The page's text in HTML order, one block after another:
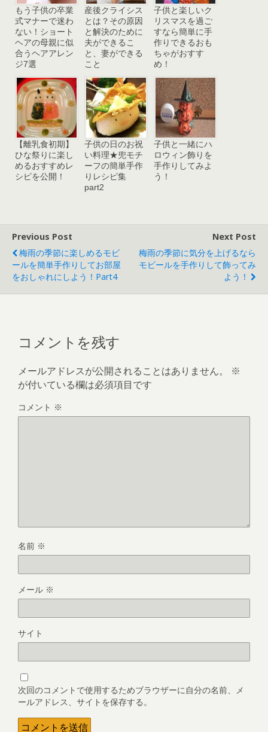
もう子供の卒業
式マナーで迷わ
ない！ショート
ヘアの母親に似
合うヘアアレン
ジ7選
産後クライシス
とは？その原因
と解決のために
夫ができるこ
と、妻ができる
こと
子供と楽しいク
リスマスを過ご
すなら簡単に手
作りできるおも
ちゃがおすす
め！
【離乳食初期】
ひな祭りに楽し
めるおすすめレ
シピを公開！
子供の日のお祝
い料理★兜モチ
ーフの簡単手作
りレシピ集
part2
子供と一緒にハ
ロウィン飾りを
手作りしてみよ
う！
Previous Post
梅雨の季節に楽しめるモビ
ールを簡単手作りしてお部屋
をおしゃれにしよう！part4
Next Post
梅雨の季節に気分を上げるなら
モビールを手作りして飾ってみ
よう！
コメントを残す
メールアドレスが公開されることはありません。
※
が付いている欄は必須項目です
コメント ※
名前 ※
メール ※
サイト
次回のコメントで使用するためブラウザーに自分の名前、メ
ールアドレス、サイトを保存する。